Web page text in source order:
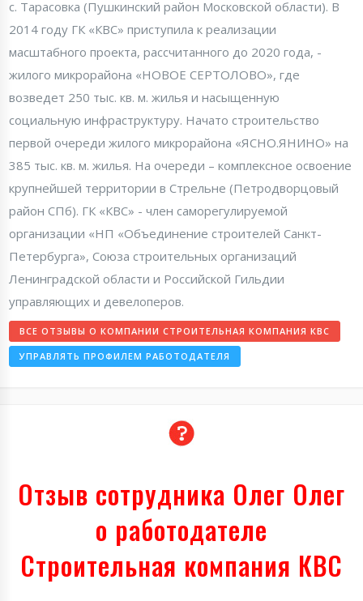
с. Тарасовка (Пушкинский район Московской области). В
2014 году ГК «КВС» приступила к реализации
масштабного проекта, рассчитанного до 2020 года, -
жилого микрорайона «НОВОЕ СЕРТОЛОВО», где
возведет 250 тыс. кв. м. жилья и насыщенную
социальную инфраструктуру. Начато строительство
первой очереди жилого микрорайона «ЯСНО.ЯНИНО» на
385 тыс. кв. м. жилья. На очереди – комплексное освоение
крупнейшей территории в Стрельне (Петродворцовый
район СПб). ГК «КВС» - член саморегулируемой
организации «НП «Объединение строителей Санкт-
Петербурга», Союза строительных организаций
Ленинградской области и Российской Гильдии
управляющих и девелоперов.
ВСЕ ОТЗЫВЫ О КОМПАНИИ СТРОИТЕЛЬНАЯ КОМПАНИЯ КВС
УПРАВЛЯТЬ ПРОФИЛЕМ РАБОТОДАТЕЛЯ
Отзыв сотрудника Олег Олег
о работодателе
Строительная компания КВС